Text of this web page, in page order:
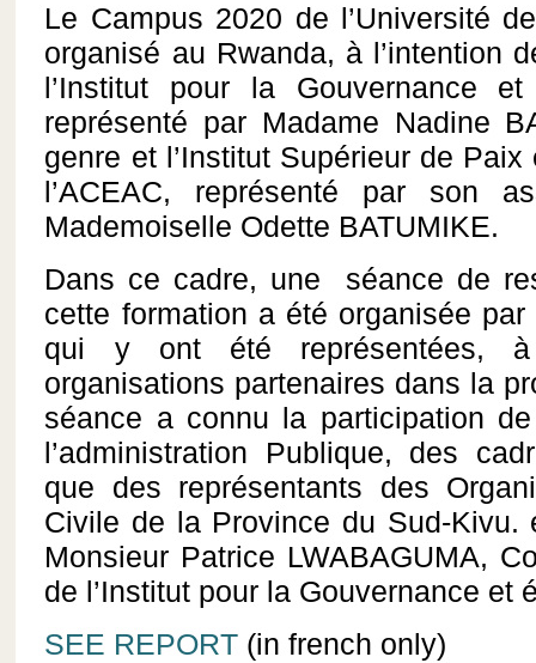
Le Campus 2020 de l’Université
organisé au Rwanda, à l’intention
l’Institut pour la Gouvernance
représenté par Madame Nadine
genre et l’Institut Supérieur de
l’ACEAC, représenté par son
Mademoiselle Odette BATUMIKE.
Dans ce cadre, une séance de
cette formation a été organisée
qui y ont été représentées, à
organisations partenaires dans la
séance a connu la participation
l’administration Publique, des
que des représentants des
Civile de la Province du Sud-Kivu.
Monsieur Patrice LWABAGUMA,
de l’Institut pour la Gouvernance et
SEE REPORT (in french only)